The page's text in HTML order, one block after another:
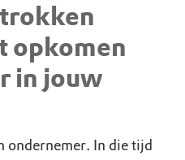
opkomen
in jouw
ondernemer. In die tijd